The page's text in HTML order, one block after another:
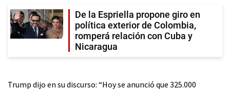
De la Espriella propone giro en
política exterior de Colombia,
romperá relación con Cuba y
Nicaragua
Trump dijo en su discurso: “Hoy se anunció que 325.000